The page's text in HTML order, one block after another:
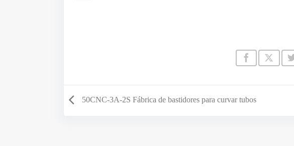
50CNC-3A-2S Fábrica de bastidores para curvar tubos